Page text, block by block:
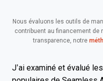
Nous évaluons les outils de
contribuent au financement de
transparence, notre
J’ai examiné et évalué